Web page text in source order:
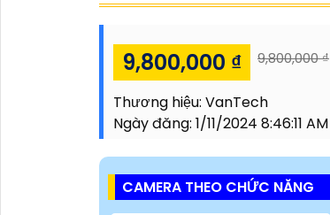
9,800,000 ₫ 9,800,000 ₫
Thương hiệu: VanTech
Ngày đăng: 1/11/2024 8:46:11 AM
CAMERA THEO CHỨC NĂNG